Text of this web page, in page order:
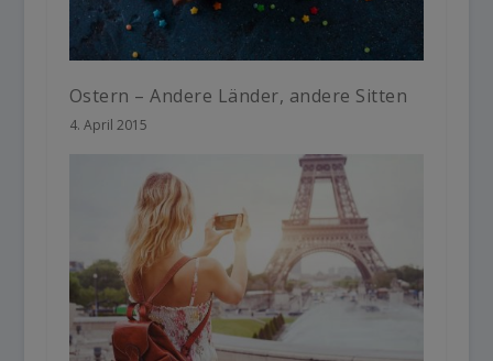
Ostern – Andere Länder, andere Sitten
4. April 2015